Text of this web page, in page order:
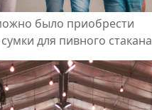
было приобрести
для пивного стакана